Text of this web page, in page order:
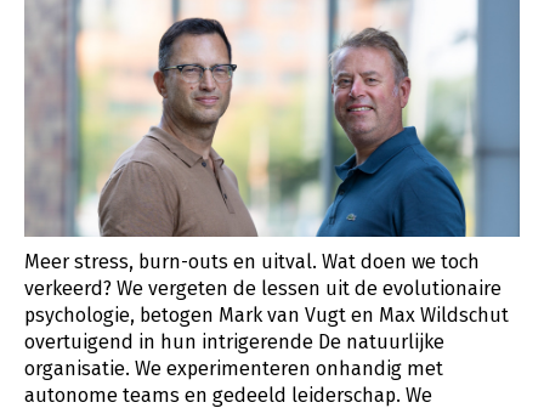
Meer stress, burn-outs en uitval. Wat doen we toch
verkeerd? We vergeten de lessen uit de evolutionaire
psychologie, betogen Mark van Vugt en Max Wildschut
overtuigend in hun intrigerende De natuurlijke
organisatie. We experimenteren onhandig met
autonome teams en gedeeld leiderschap. We